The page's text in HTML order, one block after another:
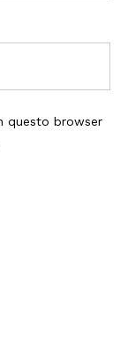
questo browser